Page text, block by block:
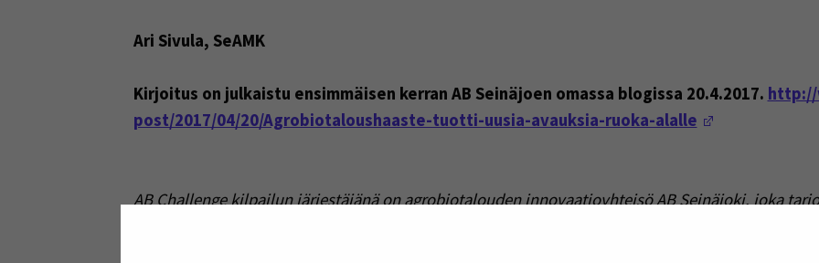
Ari Sivula, SeAMK
Kirjoitus on julkaistu ensimmäisen kerran AB Seinäjoen omassa blogissa 20.4.2017. http://
post/2017/04/20/Agrobiotaloushaaste-tuotti-uusia-avauksia-ruoka-alalle
AB Challenge kilpailun järjestäjänä on agrobiotalouden innovaatioyhteisö AB Seinäjoki, joka